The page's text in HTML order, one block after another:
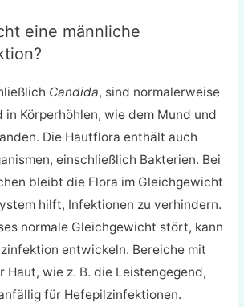
eine männliche
Candida, sind normalerweise
in Körperhöhlen, wie dem Mund und
Die Hautflora enthält auch
einschließlich Bakterien. Bei
bleibt die Flora im Gleichgewicht
hilft, Infektionen zu verhindern.
normale Gleichgewicht stört, kann
entwickeln. Bereiche mit
Haut, wie z. B. die Leistengegend,
für Hefepilzinfektionen.